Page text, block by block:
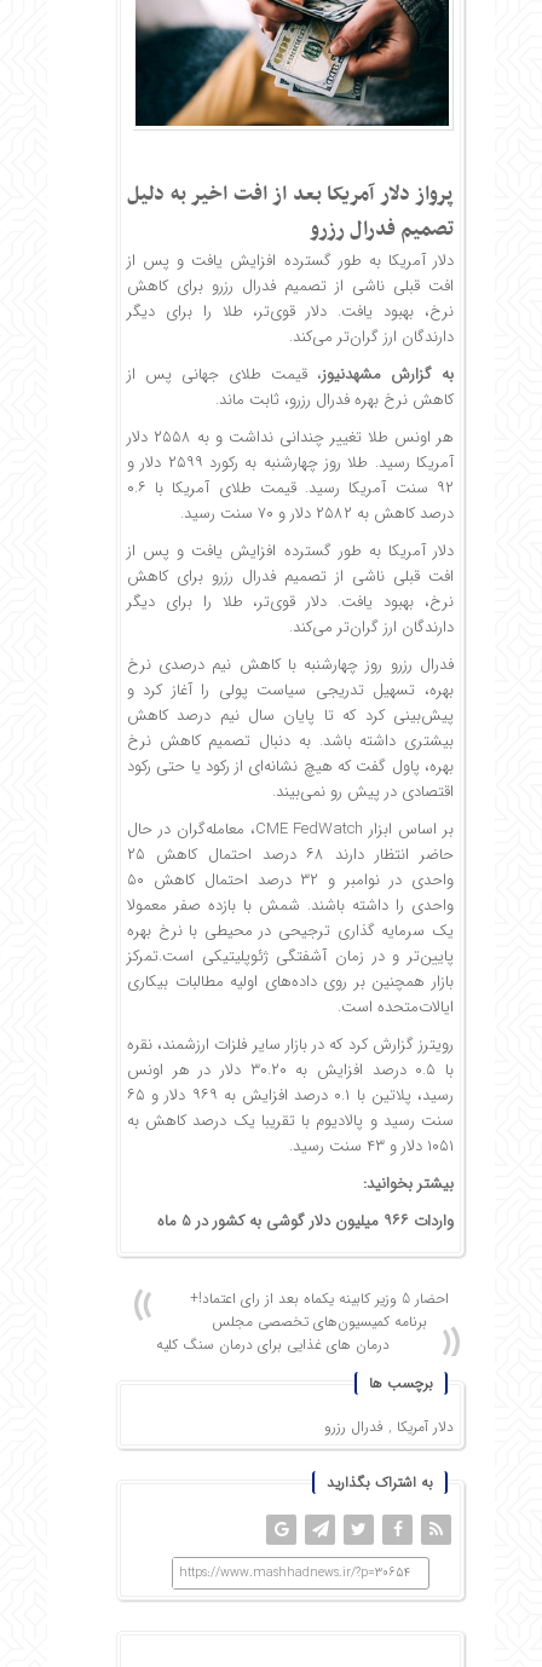
پرواز دلار آمریکا بعد از افت اخیر به دلیل
تصمیم فدرال رزرو
دلار آمریکا به طور گسترده افزایش یافت و پس از
افت قبلی ناشی از تصمیم فدرال رزرو برای کاهش
نرخ، بهبود یافت. دلار قوی‌تر، طلا را برای دیگر
دارندگان ارز گران‌تر می‌کند.
به گزارش مشهدنیوز، قیمت طلای جهانی پس از
کاهش نرخ بهره فدرال رزرو، ثابت ماند.
هر اونس طلا تغییر چندانی نداشت و به ۲۵۵۸ دلار
آمریکا رسید. طلا روز چهارشنبه به رکورد ۲۵۹۹ دلار و
۹۲ سنت آمریکا رسید. قیمت طلای آمریکا با ۰.۶
درصد کاهش به ۲۵۸۲ دلار و ۷۰ سنت رسید.
دلار آمریکا به طور گسترده افزایش یافت و پس از
افت قبلی ناشی از تصمیم فدرال رزرو برای کاهش
نرخ، بهبود یافت. دلار قوی‌تر، طلا را برای دیگر
دارندگان ارز گران‌تر می‌کند.
فدرال رزرو روز چهارشنبه با کاهش نیم درصدی نرخ
بهره، تسهیل تدریجی سیاست پولی را آغاز کرد و
پیش‌بینی کرد که تا پایان سال نیم درصد کاهش
بیشتری داشته باشد. به دنبال تصمیم کاهش نرخ
بهره، پاول گفت که هیچ نشانه‌ای از رکود یا حتی رکود
اقتصادی در پیش رو نمی‌بیند.
بر اساس ابزار CME FedWatch، معامله‌گران در حال
حاضر انتظار دارند ۶۸ درصد احتمال کاهش ۲۵
واحدی در نوامبر و ۳۲ درصد احتمال کاهش ۵۰
واحدی را داشته باشند. شمش با بازده صفر معمولا
یک سرمایه گذاری ترجیحی در محیطی با نرخ بهره
پایین‌تر و در زمان آشفتگی ژئوپلیتیکی است.تمرکز
بازار همچنین بر روی داده‌های اولیه مطالبات بیکاری
ایالات‌متحده است.
رویترز گزارش کرد که در بازار سایر فلزات ارزشمند، نقره
با ۰.۵ درصد افزایش به ۳۰.۲۰ دلار در هر اونس
رسید، پلاتین با ۰.۱ درصد افزایش به ۹۶۹ دلار و ۶۵
سنت رسید و پالادیوم با تقریبا یک درصد کاهش به
۱۰۵۱ دلار و ۴۳ سنت رسید.
بیشتر بخوانید:
واردات ۹۶۶ میلیون دلار گوشی به کشور در 5 ماه
احضار 5 وزیر کابینه یکماه بعد از رای اعتماد!+
برنامه کمیسیون‌های تخصصی مجلس
درمان های غذایی برای درمان سنگ کلیه
برچسب ها
دلار آمریکا , فدرال رزرو
به اشتراک بگذارید
https://www.mashhadnews.ir/?p=30654